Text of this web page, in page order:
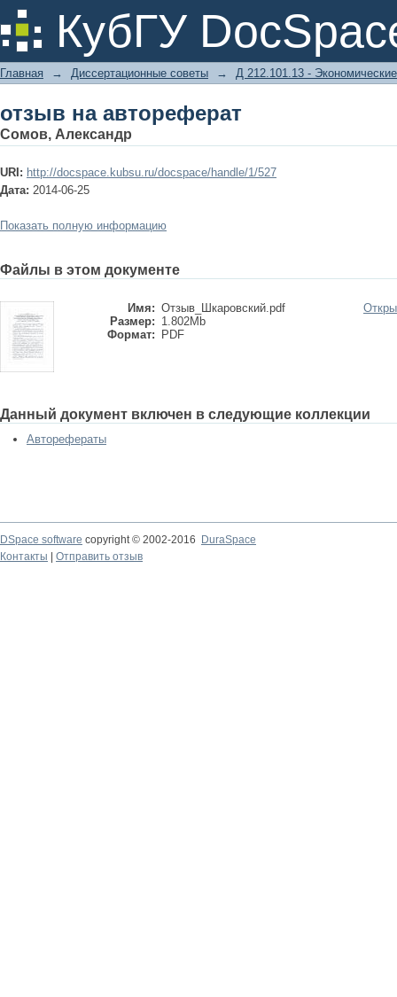
КубГУ
отзыв на автореферат
Главная → Диссертационные советы → Д 212.101.13 -
отзыв на автореферат
Сомов, Александр
URI: http://docspace.kubsu.ru/docspace/handle/1/527
Дата: 2014-06-25
Показать полную информацию
Файлы в этом документе
Имя: Отзыв_Шкаровский.pdf
Размер: 1.802Mb
Формат:
PDF
Данный документ включен в следующие коллекции
Авторефераты
DSpace software copyright © 2002-2016
DuraSpace
Контакты
Отправить отзыв